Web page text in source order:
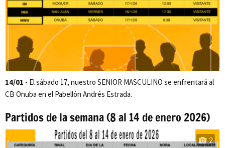
14/01 - El sábado 17, nuestro SENIOR MASCULINO se enfrentará al
CB Onuba en el Pabellón Andrés Estrada.
Partidos de la semana (8 al 14 de enero 2026)
2